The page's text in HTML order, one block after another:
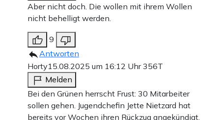
Aber nicht doch. Die wollen mit ihrem Wollen
nicht behelligt werden.
9
Antworten
Horty15.08.2025 um 16:12 Uhr356T
Melden
Bei den Grünen herrscht Frust: 30 Mitarbeiter
sollen gehen. Jugendchefin Jette Nietzard hat
bereits vor Wochen ihren Rückzug angekündigt.